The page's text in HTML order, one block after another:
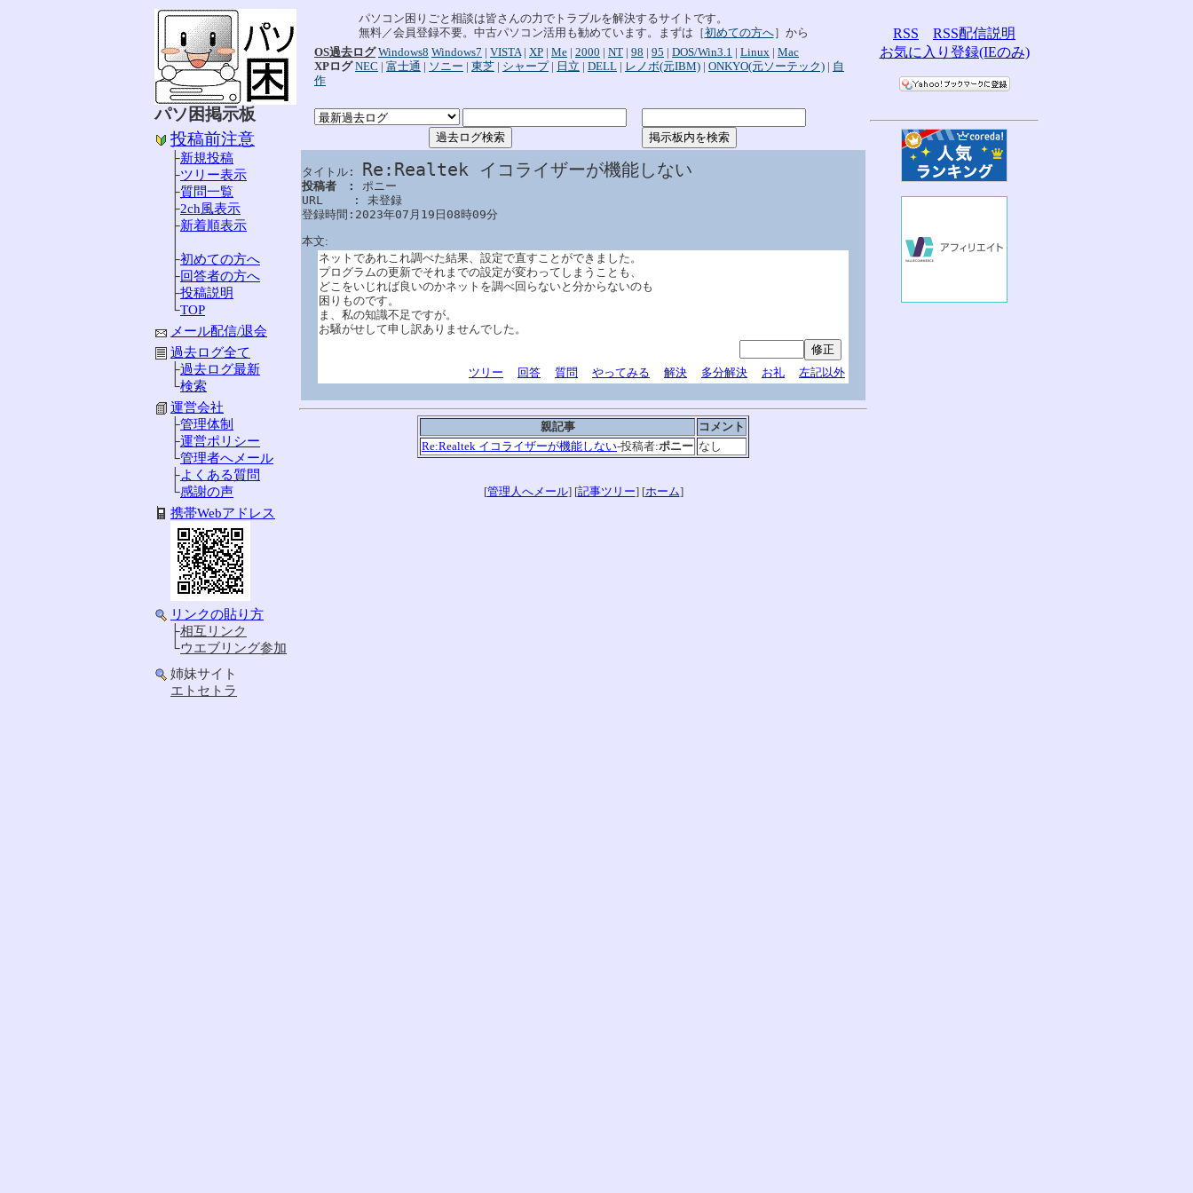
パソ困掲示板
投稿前注意
├新規投稿
├ツリー表示
├質問一覧
├2ch風表示
├新着順表示
├初めての方へ
├回答者の方へ
├投稿説明
└TOP
メール配信/退会
過去ログ全て
├過去ログ最新
└検索
運営会社
├管理体制
├運営ポリシー
└管理者へメール
├よくある質問
└感謝の声
携帯Webアドレス
リンクの貼り方
├相互リンク
└ウエブリング参加
姉妹サイト
エトセトラ
パソコン困りごと相談は皆さんの力でトラブルを解決するサイトです。
無料／会員登録不要。中古パソコン活用も勧めています。まずは［初めての方へ］から
OS過去ログ Windows8 Windows7 | VISTA| XP | Me | 2000 | NT | 98 | 95 | DOS/Win3.1 | Linux | Mac
XPログ NEC | 富士通 | ソニー | 東芝 | シャープ| 日立 | DELL | レノボ(元IBM) | ONKYO(元ソーテック) | 自
作
タイトル: Re:Realtek イコライザーが機能しない
投稿者　: ポニー
URL　　 : 未登録
登録時間:2023年07月19日08時09分
本文:
ネットであれこれ調べた結果、設定で直すことができました。
プログラムの更新でそれまでの設定が変わってしまうことも、
どこをいじれば良いのかネットを調べ回らないと分からないのも
困りものです。
ま、私の知識不足ですが。
お騒がせして申し訳ありませんでした。
ツリー 回答 質問 やってみる 解決 多分解決 お礼 左記以外
親記事
コメント
Re:Realtek イコライザーが機能しない-投稿者:ポニー なし
[管理人へメール] [記事ツリー] [ホーム]
RSS
RSS配信説明
お気に入り登録(IEのみ)